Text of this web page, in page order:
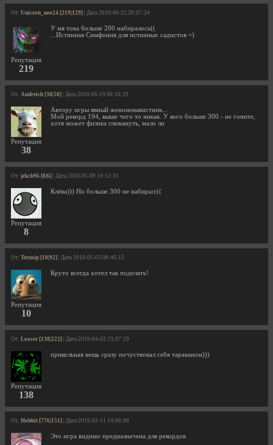
От: Unicorn_neo24 [219|129] | Дата 2010-06-22 20:07:24
Репутация
219
У мя тока больше 200 набиралось((
...Истинная Симфония для истинных садистов =)
От: Andreich [38|50] | Дата 2010-06-19 00:59:29
Репутация
38
Автору игры явный женоненавистник...
Мой рекорд 194, выше чего то никак. У кого больше 300 - не гоните,
хотя может физика глюкануть, мало ли
От: jekch96 [8|6] | Дата 2010-05-09 10:51:31
Репутация
8
Клёва))) Но больше 300 не набирал:((
От: Ternsip [10|92] | Дата 2010-05-03 08:46:15
Репутация
10
Круто всегда хотел так поделать!
От: Looser [138|222] | Дата 2010-04-03 23:07:29
Репутация
138
прикольная вещь сразу почуствовал себя тараканом)))
От: Hobbit [776|151] | Дата 2010-03-11 14:06:00
Это игра видимо предназначена для рекордов